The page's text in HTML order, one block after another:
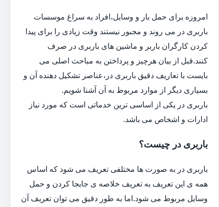
امروزه برای حمل بار و وسایل،افراد به سراغ موسسات
باربری در می روند و مجبور نیستند وقت زیادی را برای پیدا
کردن کارگران باربر و ماشین های باربری در صرف
کنند.قبل از بیان هرچیز و پرداختن به مباحث اصلی می
بایست با تعاریف دقیق باربری در،عناصر تشکیل دهنده آن و
بسیاری دیگر از موارد مربوط به آن آشنا شویم.
باربری در یکی از اساسی ترین خدماتی است که مورد نیاز
ادارات و اشخاص می باشد.
باربری در چیست؟
باربری در به صورت ها مختلفی تعریف می شود که اساس
همه ی این تعریف به تعریف خلاصه ی جابجا کردن و حمل
وسایل مربوط می شود.اما به طور دقیق می توان تعریف آن